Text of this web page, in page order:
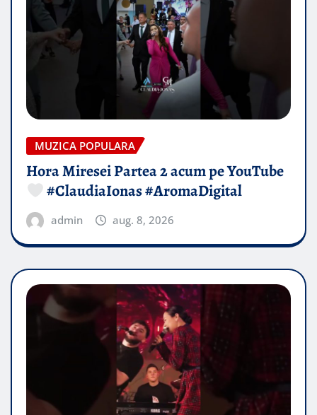
MUZICA POPULARA
Hora Miresei Partea 2 acum pe YouTube
#ClaudiaIonas #AromaDigital
admin aug. 8, 2026